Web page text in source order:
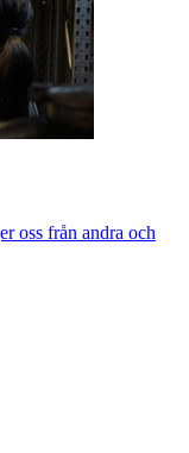
oss från andra och